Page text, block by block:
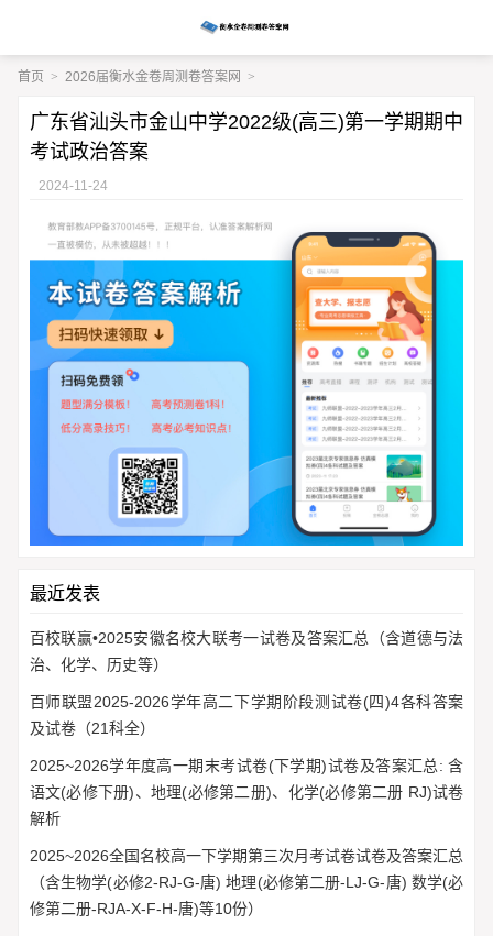
首页 > 2026届衡水金卷周测卷答案网 >
广东省汕头市金山中学2022级(高三)第一学期期中
考试政治答案
2024-11-24
最近发表
百校联赢•2025安徽名校大联考一试卷及答案汇总（含道德与法
治、化学、历史等）
百师联盟2025-2026学年高二下学期阶段测试卷(四)4各科答案
及试卷（21科全）
2025~2026学年度高一期末考试卷(下学期)试卷及答案汇总: 含
语文(必修下册)、地理(必修第二册)、化学(必修第二册 RJ)试卷
解析
2025~2026全国名校高一下学期第三次月考试卷试卷及答案汇总
（含生物学(必修2-RJ-G-唐) 地理(必修第二册-LJ-G-唐) 数学(必
修第二册-RJA-X-F-H-唐)等10份）